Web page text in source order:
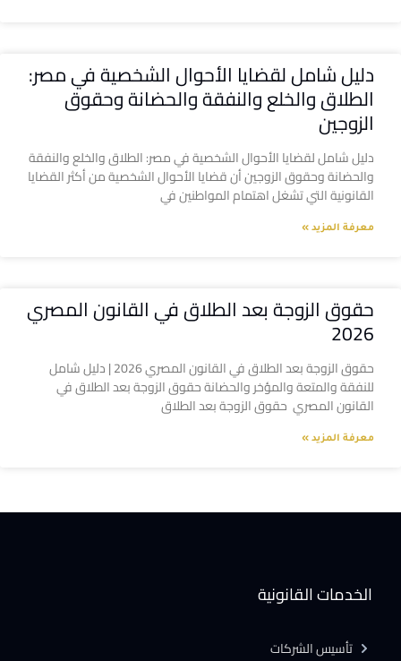
دليل شامل لقضايا الأحوال الشخصية في مصر:
الطلاق والخلع والنفقة والحضانة وحقوق
الزوجين
دليل شامل لقضايا الأحوال الشخصية في مصر: الطلاق والخلع والنفقة
والحضانة وحقوق الزوجين أن قضايا الأحوال الشخصية من أكثر القضايا
القانونية التي تشغل اهتمام المواطنين في
معرفة المزيد »
حقوق الزوجة بعد الطلاق في القانون المصري
2026
حقوق الزوجة بعد الطلاق في القانون المصري 2026 | دليل شامل
للنفقة والمتعة والمؤخر والحضانة حقوق الزوجة بعد الطلاق في
القانون المصري حقوق الزوجة بعد الطلاق
معرفة المزيد »
الخدمات القانونية
تأسيس الشركات